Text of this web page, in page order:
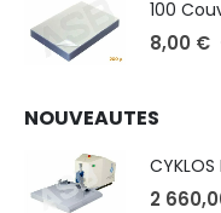
8,00 €
NOUVEAUTES
2